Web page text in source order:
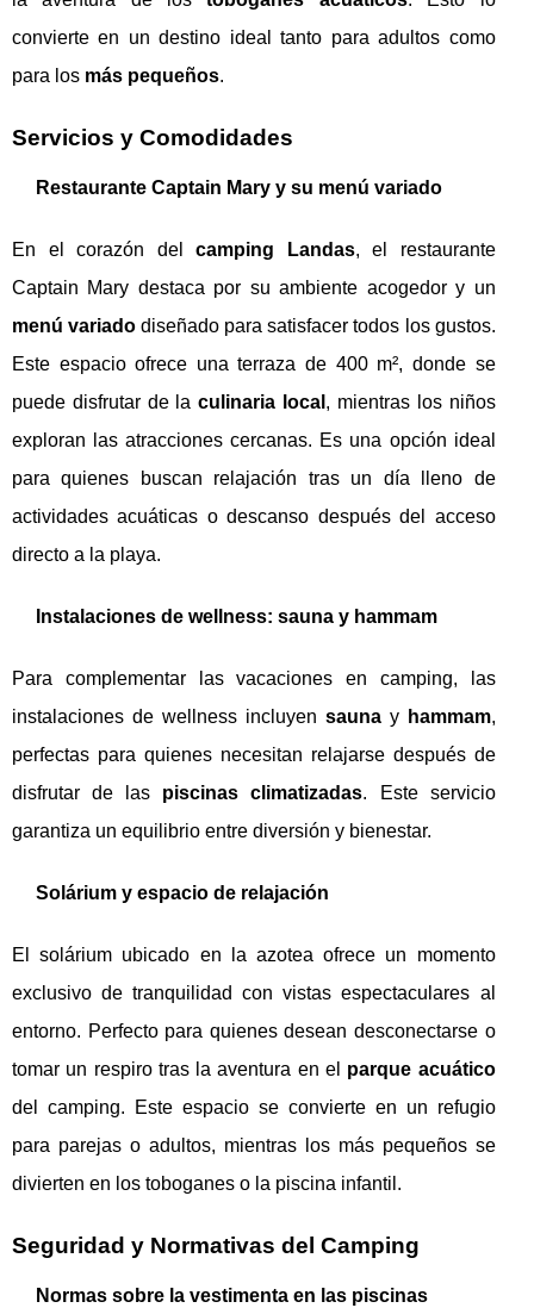
convierte en un destino ideal tanto para adultos como
para los más pequeños.
Servicios y Comodidades
Restaurante Captain Mary y su menú variado
En el corazón delcamping Landas, el restaurante
Captain Mary destaca por su ambiente acogedor y un
menú variado diseñado para satisfacer todos los gustos.
Este espacio ofrece una terraza de 400 m², donde se
puede disfrutar de laculinaria local , mientras los niños
exploran las atracciones cercanas. Es una opción ideal
para quienes buscan relajación tras un día lleno de
actividades acuáticas o descanso después del acceso
directo a la playa.
Instalaciones de wellness: sauna y hammam
Para complementar las vacaciones en camping, las
instalaciones de wellness incluyen saunay hammam,
perfectas para quienes necesitan relajarse después de
disfrutar de las piscinas climatizadas. Este servicio
garantiza un equilibrio entre diversión y bienestar.
Solárium y espacio de relajación
El solárium ubicado en la azotea ofrece un momento
exclusivo de tranquilidad con vistas espectaculares al
entorno. Perfecto para quienes desean desconectarse o
tomar un respiro tras la aventura en el parque acuático
del camping. Este espacio se convierte en un refugio
para parejas o adultos, mientras los más pequeños se
divierten en los toboganes o la piscina infantil.
Seguridad y Normativas del Camping
Normas sobre la vestimenta en las piscinas